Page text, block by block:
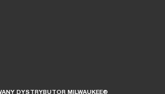
DYSTRYBUTOR MILWAUKEE®